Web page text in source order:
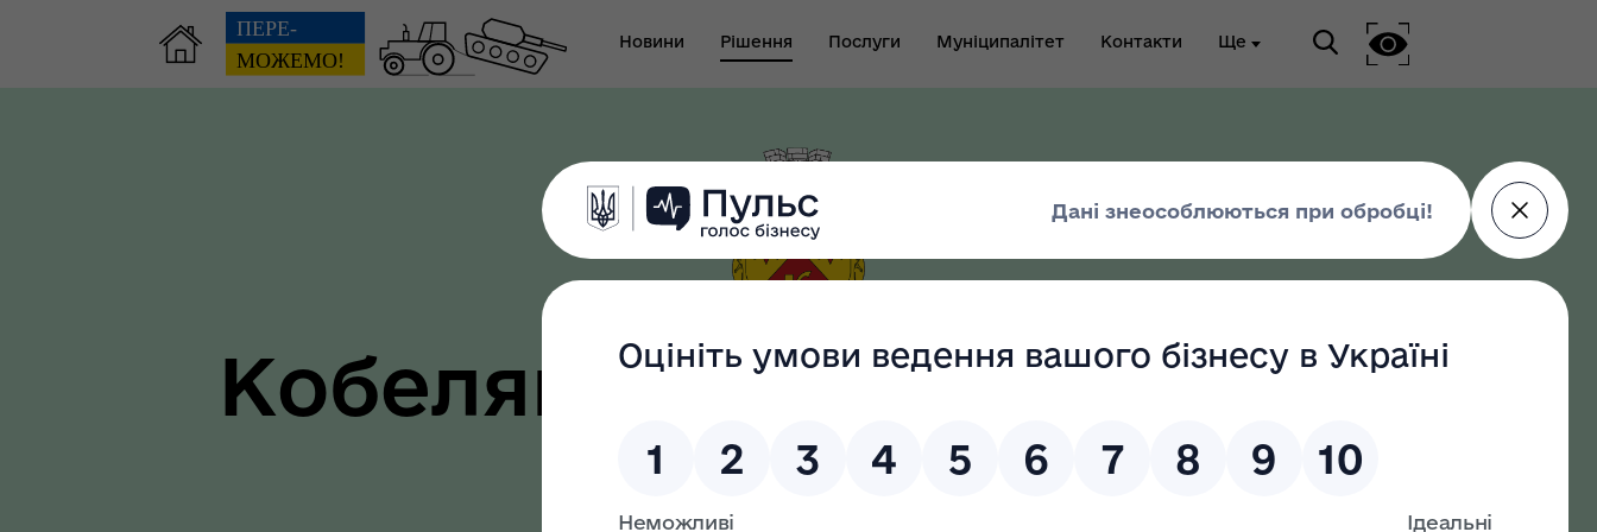
Новини Рішення Послуги Муніципалітет Контакти Ще
Звіт виконуючого
повноваження міського
голови-секретаря міської
ради
Безбар"єрність
Кобеляцька територіальна
громада